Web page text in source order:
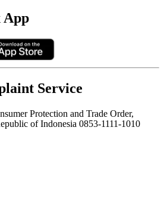
App
Service
Protection and Trade Order,
of Indonesia 0853-1111-1010